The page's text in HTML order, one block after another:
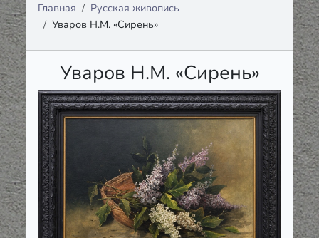
Главная
Русская живопись
Уваров Н.М. «Сирень»
Уваров Н.М. «Сирень»